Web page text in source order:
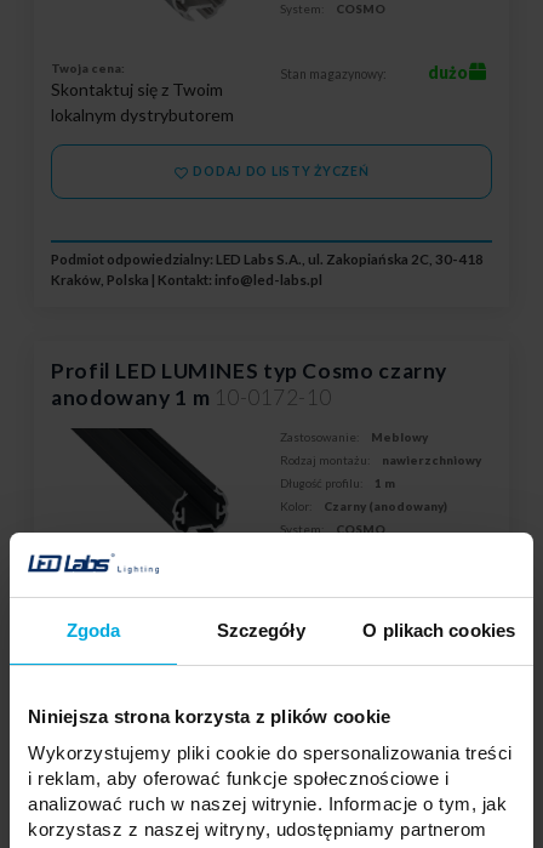
Zgoda Szczegóły O plikach cookies
Niniejsza strona korzysta z plików cookie
Wykorzystujemy pliki cookie do spersonalizowania treści
i reklam, aby oferować funkcje społecznościowe i
analizować ruch w naszej witrynie. Informacje o tym, jak
korzystasz z naszej witryny, udostępniamy partnerom
System:
COSMO
Twoja cena:
Skontaktuj się z Twoim
lokalnym dystrybutorem
Stan magazynowy: dużo
DODAJ DO LISTY ŻYCZEŃ
Podmiot odpowiedzialny: LED Labs S.A., ul. Zakopiańska 2C, 30-418
Kraków, Polska | Kontakt: info@led-labs.pl
Profil LED LUMINES typ Cosmo czarny
anodowany 1 m 10-0172-10
Zastosowanie:
Meblowy
Rodzaj montażu:
nawierzchniowy
Długość profilu:
1 m
Kolor:
Czarny (anodowany)
System:
COSMO
lokalnym dystrybutorem
Stan magazynowy: mało
Podmiot odpowiedzialny: LED Labs S.A., ul. Zakopiańska 2C, 30-418
Kraków, Polska | Kontakt:info@led-labs.pl